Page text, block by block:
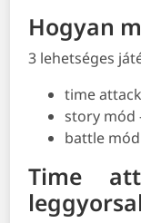
Hogyan
3 lehetséges
time
story mód
battle
Time